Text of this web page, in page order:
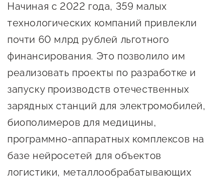
Центр информационно-
сопровождения
О центре
Центр образовательных
программ и молодежного
предпринимательства
О центре
Календарь
мероприятий для
предпринимателей
Центр инноваций
социальной сферы
Центр финансовой
Начиная с 2022 года, 359 малых
технологических компаний привлекли
почти 60 млрд рублей льготного
финансирования. Это позволило им
реализовать проекты по разработке и
запуску производств отечественных
зарядных станций для электромобилей,
биополимеров для медицины,
программно-аппаратных комплексов на
базе нейросетей для объектов
логистики, металлообрабатывающих